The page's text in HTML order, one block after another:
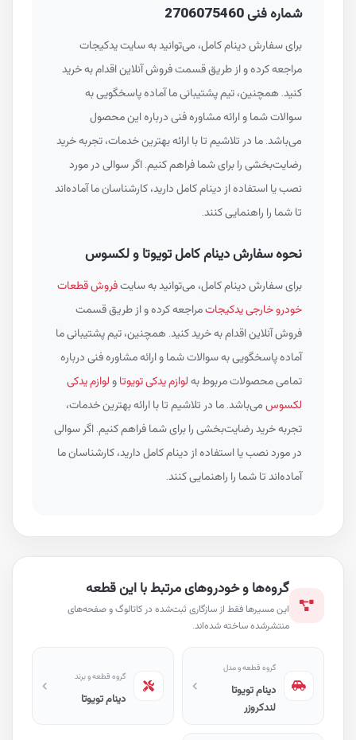
شماره فنی 2706075460
برای سفارش دینام کامل، می‌توانید به سایت یدکیجات
مراجعه کرده و از طریق قسمت فروش آنلاین اقدام به خرید
کنید. همچنین، تیم پشتیبانی ما آماده پاسخگویی به
سوالات شما و ارائه مشاوره فنی درباره این محصول
می‌باشد. ما در تلاشیم تا با ارائه بهترین خدمات، تجربه خرید
رضایت‌بخشی را برای شما فراهم کنیم. اگر سوالی در مورد
نصب یا استفاده از دینام کامل دارید، کارشناسان ما آماده‌اند
تا شما را راهنمایی کنند.
نحوه سفارش دینام کامل تویوتا و لکسوس
برای سفارش دینام کامل، می‌توانید به سایتفروش قطعات
خودرو خارجی یدکیجاتمراجعه کرده و از طریق قسمت
فروش آنلاین اقدام به خرید کنید. همچنین، تیم پشتیبانی ما
آماده پاسخگویی به سوالات شما و ارائه مشاوره فنی درباره
تمامی محصولات مربوط بهلوازم یدکی تویوتاولوازم یدکی
لکسوسمی‌باشد. ما در تلاشیم تا با ارائه بهترین خدمات،
تجربه خرید رضایت‌بخشی را برای شما فراهم کنیم. اگر سوالی
در مورد نصب یا استفاده از دینام کامل دارید، کارشناسان ما
آماده‌اند تا شما را راهنمایی کنند.
گروه‌ها و خودروهای مرتبط با این قطعه
این مسیرها فقط از سازگاری ثبت‌شده در کاتالوگ و صفحه‌های
منتشرشده ساخته شده‌اند.
گروه قطعه و مدل
دینام تویوتا
لندکروزر
گروه قطعه و برند
دینام تویوتا